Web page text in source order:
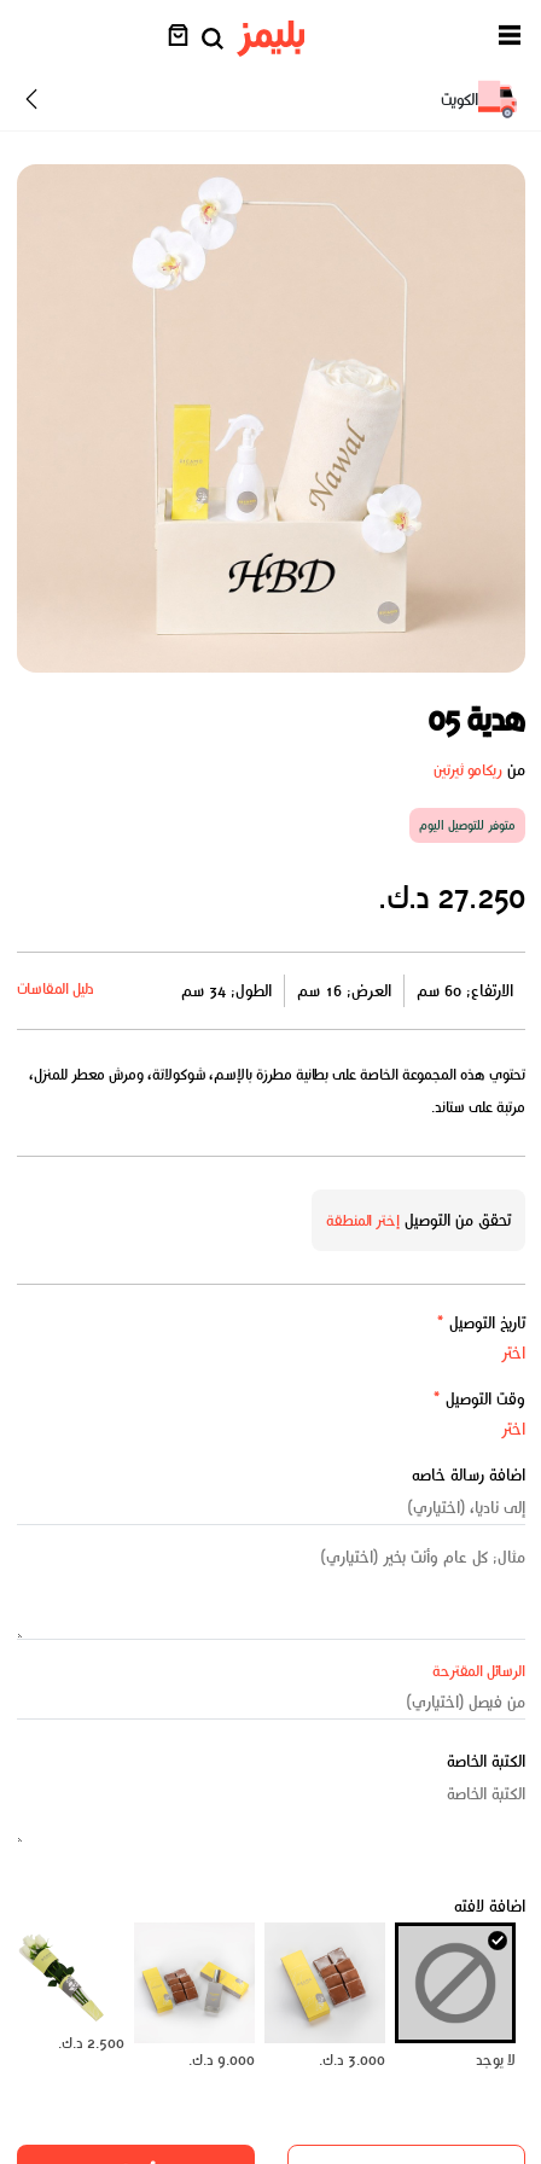
الكويت
هدية 05
منريكامو ثيرتين
متوفر للتوصيل اليوم
27.250 د.ك.
الارتفاع: 60 سم العرض: 16 سم الطول: 34 سم دليل المقاسات
تحتوي هذه المجموعة الخاصة على بطانية مطرزة بالإسم، شوكولاتة، ومرش معطر للمنزل،
مرتبة على ستاند.
تحقق من التوصيلإختر المنطقة
تاريخ التوصيل *
وقت التوصيل *
اضافة رسالة خاصه
الرسائل المقترحة
الكتبة الخاصة
اضافة لافته
لا يوجد 3.000 د.ك. 9.000 د.ك.
2.500 د.ك.